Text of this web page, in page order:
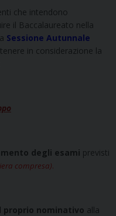
che intendono
il Baccalaureato nella
Sessione Autunnale
in considerazione la
degli esami previsti
compresa).
proprio nominativo alla